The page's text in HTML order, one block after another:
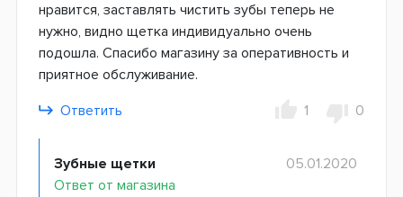
нравится, заставлять чистить зубы теперь не
нужно, видно щетка индивидуально очень
подошла. Спасибо магазину за оперативность и
приятное обслуживание.
Ответить
1 0
Зубные щетки
Ответ от магазина
05.01.2020